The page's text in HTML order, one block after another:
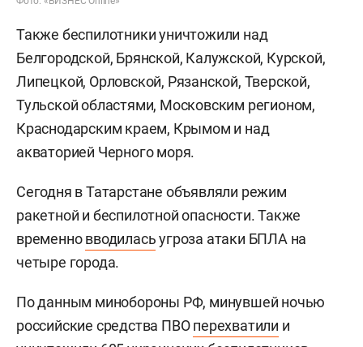
Также беспилотники уничтожили над
Белгородской, Брянской, Калужской, Курской,
Липецкой, Орловской, Рязанской, Тверской,
Тульской областями, Московским регионом,
Краснодарским краем, Крымом и над
акваторией Черного моря.
Сегодня в Татарстане объявляли режим
ракетной и беспилотной опасности. Также
временновводиласьугроза атаки БПЛА на
четыре города.
По данным минобороны РФ, минувшей ночью
российские средства ПВОперехватили и